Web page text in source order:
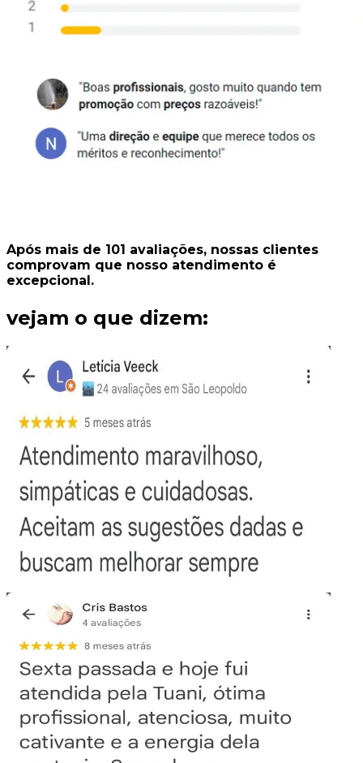
Após mais de 101 avaliações, nossas clientes
comprovam que nosso atendimento é
excepcional.
vejam o que dizem: